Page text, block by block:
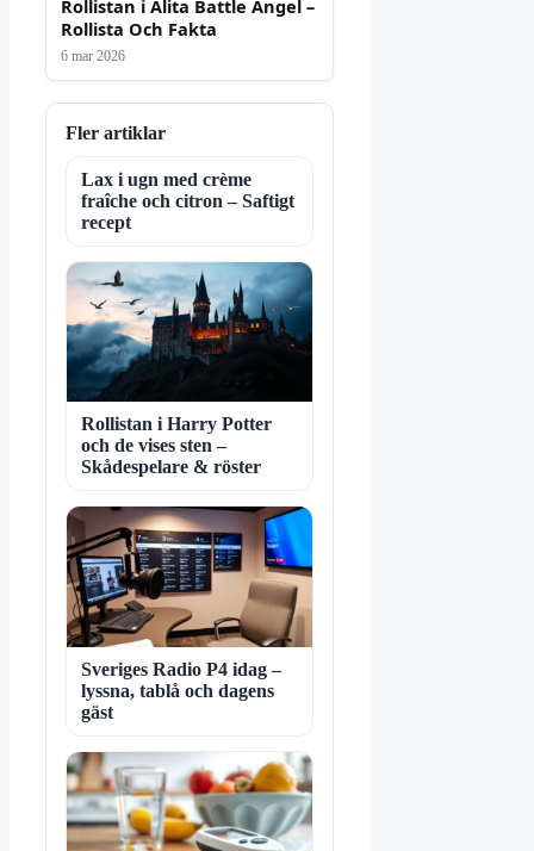
Rollistan i Alita Battle Angel –
Rollista Och Fakta
6 mar 2026
Fler artiklar
Lax i ugn med crème
fraîche och citron – Saftigt
recept
Rollistan i Harry Potter
och de vises sten –
Skådespelare & röster
Sveriges Radio P4 idag –
lyssna, tablå och dagens
gäst